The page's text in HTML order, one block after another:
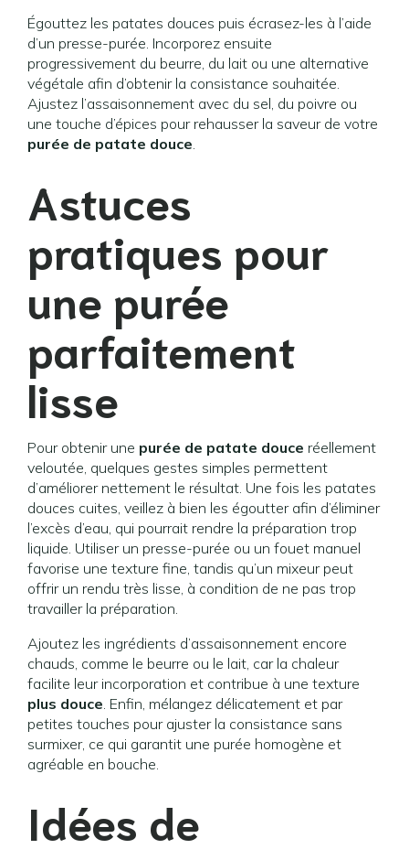
Égouttez les patates douces puis écrasez-les à l’aide
d’un presse-purée. Incorporez ensuite
progressivement du beurre, du lait ou une alternative
végétale afin d’obtenir la consistance souhaitée.
Ajustez l’assaisonnement avec du sel, du poivre ou
une touche d’épices pour rehausser la saveur de votre
purée de patate douce.
Astuces
pratiques pour
une purée
parfaitement
lisse
Pour obtenir une purée de patate douce réellement
veloutée, quelques gestes simples permettent
d’améliorer nettement le résultat. Une fois les patates
douces cuites, veillez à bien les égoutter afin d’éliminer
l’excès d’eau, qui pourrait rendre la préparation trop
liquide. Utiliser un presse-purée ou un fouet manuel
favorise une texture fine, tandis qu’un mixeur peut
offrir un rendu très lisse, à condition de ne pas trop
travailler la préparation.
Ajoutez les ingrédients d’assaisonnement encore
chauds, comme le beurre ou le lait, car la chaleur
facilite leur incorporation et contribue à une texture
plus douce. Enfin, mélangez délicatement et par
petites touches pour ajuster la consistance sans
surmixer, ce qui garantit une purée homogène et
agréable en bouche.
Idées de